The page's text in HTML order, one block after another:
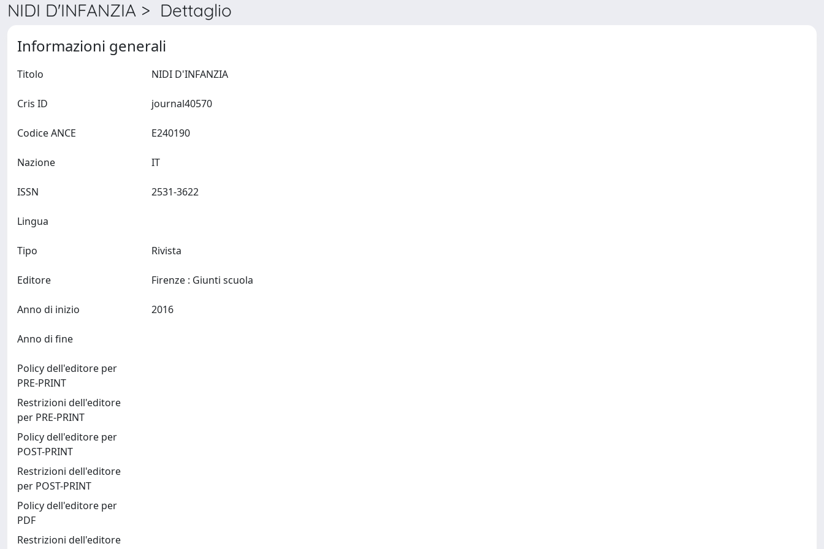
NIDI D'INFANZIA > Dettaglio
Informazioni generali
Titolo
Cris ID
Codice ANCE
Nazione
ISSN
Lingua
Tipo Rivista
Editore
Anno di inizio
Anno di fine
Policy dell'editore per
PRE-PRINT
Restrizioni dell'editore
per PRE-PRINT
Policy dell'editore per
POST-PRINT
Restrizioni dell'editore
per POST-PRINT
Policy dell'editore per
PDF
Restrizioni dell'editore